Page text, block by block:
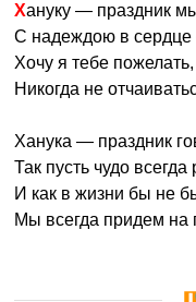
Хануку — праздник
С надеждою в сердце
Хочу я тебе пожелать,
Никогда не
Ханука — праздник
Так пусть чудо
И как в жизни бы не
Мы всегда придем на